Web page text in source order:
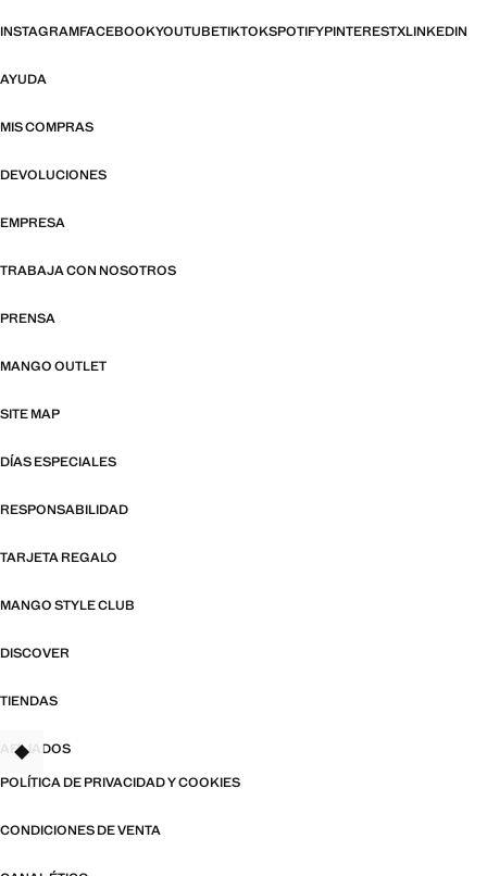
INSTAGRAMFACEBOOKYOUTUBETIKTOKSPOTIFYPINTERESTXLINKEDIN
AYUDA
MIS COMPRAS
DEVOLUCIONES
EMPRESA
TRABAJA CON NOSOTROS
PRENSA
MANGO OUTLET
SITE MAP
DÍAS ESPECIALES
RESPONSABILIDAD
TARJETA REGALO
MANGO STYLE CLUB
DISCOVER
TIENDAS
AFILIADOS
POLÍTICA DE PRIVACIDAD Y COOKIES
CONDICIONES DE VENTA